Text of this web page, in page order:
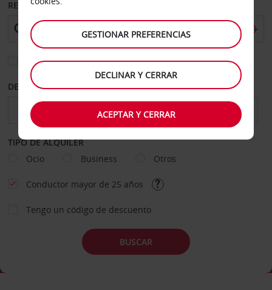
RECOGER EN
Elegir otra oficina de devolución
DESDE HASTA
TIPO DE ALQUILER
Ocio
Business Otros
Conductor mayor de 25 años
Tengo un código de descuento
BUSCAR
GESTIONAR PREFERENCIAS
DECLINAR Y CERRAR
ACEPTAR Y CERRAR